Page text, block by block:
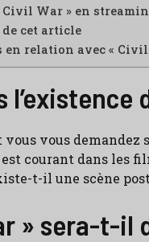
Civil War » en
de cet article
en relation avec «
vous demandez
courant dans les
t-il une scène
» sera-t-